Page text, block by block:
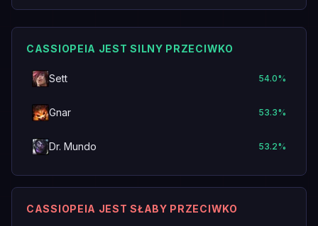
CASSIOPEIA JEST SILNY PRZECIWKO
Sett 54.0%
Gnar 53.3%
Dr. Mundo 53.2%
CASSIOPEIA JEST SŁABY PRZECIWKO